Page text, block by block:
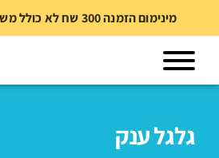
מינימום הזמנה 300 שח לא כולל משלוח ומיתוג
גלגל ענק